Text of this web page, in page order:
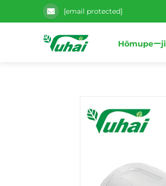
[email protected]
Hōmupeーji